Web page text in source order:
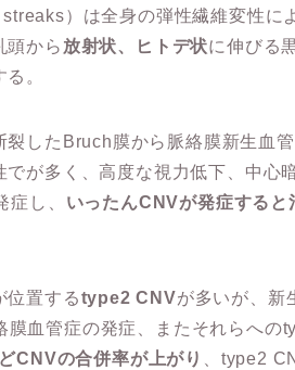
）は全身の弾性繊維変性に
頭から 放射状、ヒトデ状に伸びる
。
裂したBruch膜から脈絡膜新生血
でが多く、高度な視力低下、中心
症し、 いったんCNVが発症する
位置するtype2 CNVが多いが、新
血管症の発症、またそれらへの
CNVの合併率が上がり 、type2